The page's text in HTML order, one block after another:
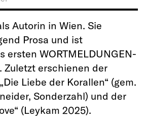
Autorin in Wien. Sie
Prosa und ist
ersten WORTMELDUNGEN-
Zuletzt erschienen der
Liebe der Korallen“ (gem.
Sonderzahl) und der
(Leykam 2025).